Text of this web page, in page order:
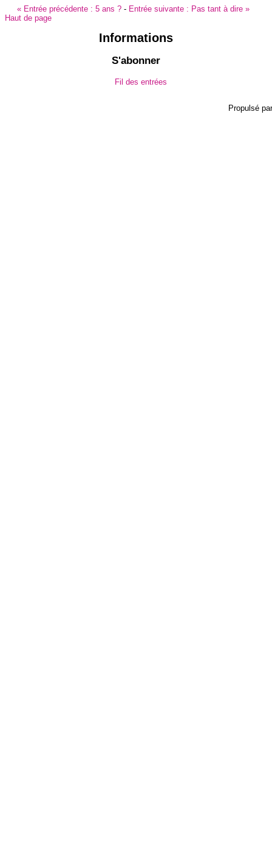
« Entrée précédente : 5 ans ? - Entrée suivante : Pas tant à dire »
Haut de page
Informations
S'abonner
Fil des entrées
Propulsé